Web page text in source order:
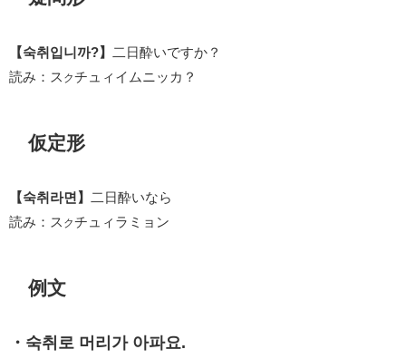
【숙취입니까?】
二日酔いですか？
読み：ス クチュィイムニッカ？
仮定形
【숙취라면】
二日酔いなら
読み：ス クチュィラミョン
例文
・숙취로 머리가 아파요.